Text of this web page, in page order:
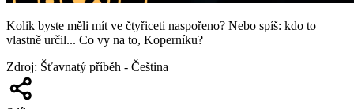
Kolik byste měli mít ve čtyřiceti naspořeno? Nebo spíš: kdo to
vlastně určil... Co vy na to, Koperníku?
Zdroj: Šťavnatý příběh - Čeština